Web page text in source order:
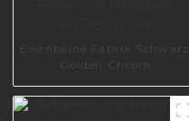
Eisenbeine Fabrik Schwarz
Golden Chrom
Beine Sofa Metallbein